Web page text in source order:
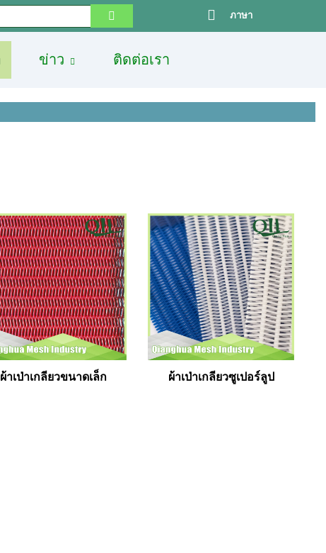
ภาษา
ข่าว ติดต่อเรา
ผ้าเป่าเกลียวขนาดเล็ก ผ้าเป่าเกลียวซูเปอร์ลูป